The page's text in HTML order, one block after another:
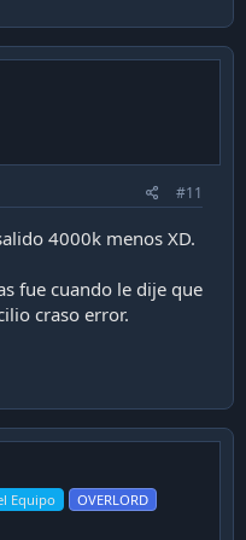
#11
4000k menos XD.
fue cuando le dije que
craso error.
Equipo OVERLORD